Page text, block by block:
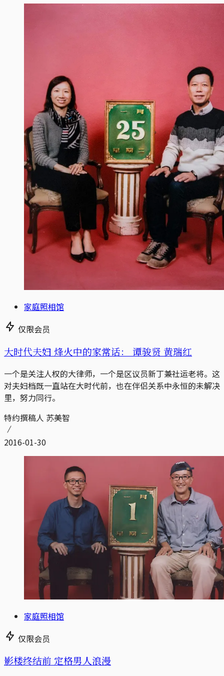
家庭照相馆
仅限会员
大时代夫妇 烽火中的家常话： 谭骏贤 黄瑞红
一个是关注人权的大律师，一个是区议员新丁兼社运老将。这
对夫妇档既一直站在大时代前，也在伴侣关系中永恒的未解决
里，努力同行。
特约撰稿人 苏美智
2016-01-30
家庭照相馆
仅限会员
影楼终结前 定格男人浪漫